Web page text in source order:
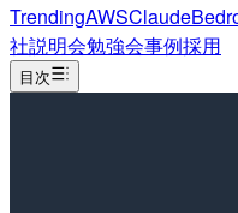
TrendingAWSClaude
社説明会勉強会事例採用
目次